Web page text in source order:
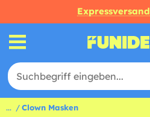
Expressversand
... Clown Masken